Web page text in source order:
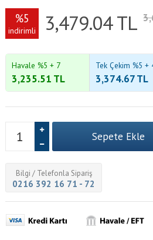
%5
indirimli 3,479.04TL
Havale %5 + 7
3,235.51 TL
Tek Çekim %5 +
3,374.67TL
Bilgi / Telefonla Sipariş
0216 392 16 71 - 72